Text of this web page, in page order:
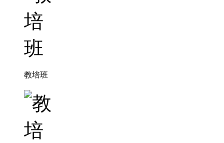
教培班